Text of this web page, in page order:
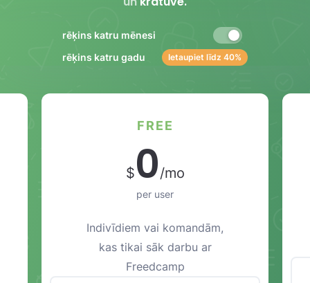
rēķins katru mēnesi
rēķins katru gadu
Ietaupiet līdz 40%
FREE
$0/mo
per user
Indivīdiem vai komandām,
kas tikai sāk darbu ar
Freedcamp